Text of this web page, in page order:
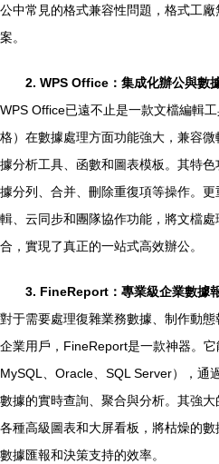
公中常見的格式兼容性問題，格式工
案。
2. WPS Office：集成化辦公與數
WPS Office已遠不止是一款文檔編輯
格）在數據處理方面功能強大，兼容
據分析工具、函數和圖表模板。其特
據分列、合并、刪除重復項等操作。
輯、云同步和團隊協作功能，將文檔
合，實現了真正的一站式高效辦公。
3. FineReport：專業級企業數據
對于需要處理復雜業務數據、制作動
企業用戶，FineReport是一款神器。
MySQL、Oracle、SQL Server），通
數據的實時查詢、聚合與分析。其強
各種高級圖表和大屏看板，將枯燥的
數據匯報和決策支持的效率。